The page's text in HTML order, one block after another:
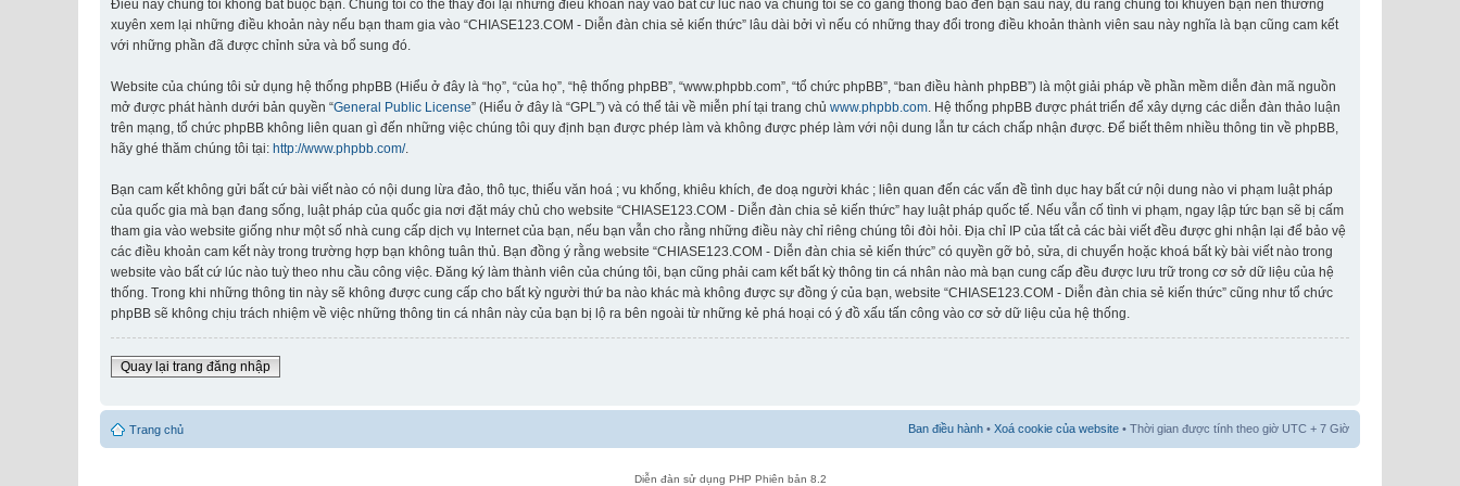
Điều này chúng tôi không bắt buộc bạn. Chúng tôi có thể thay đổi lại những điều khoản này vào bất cứ lúc nào và chúng tôi sẽ cố gắng thông báo đến bạn sau này, dù rằng chúng tôi khuyên bạn nên thường
xuyên xem lại những điều khoản này nếu bạn tham gia vào “CHIASE123.COM - Diễn đàn chia sẻ kiến thức” lâu dài bởi vì nếu có những thay đổi trong điều khoản thành viên sau này nghĩa là bạn cũng cam kết
với những phần đã được chỉnh sửa và bổ sung đó.
Website của chúng tôi sử dụng hệ thống phpBB (Hiểu ở đây là “họ”, “của họ”, “hệ thống phpBB”, “www.phpbb.com”, “tổ chức phpBB”, “ban điều hành phpBB”) là một giải pháp về phần mềm diễn đàn mã nguồn
mở được phát hành dưới bản quyền “General Public License” (Hiểu ở đây là “GPL”) và có thể tải về miễn phí tại trang chủ www.phpbb.com . Hệ thống phpBB được phát triển để xây dựng các diễn đàn thảo luận
trên mạng, tổ chức phpBB không liên quan gì đến những việc chúng tôi quy định bạn được phép làm và không được phép làm với nội dung lẫn tư cách chấp nhận được. Để biết thêm nhiều thông tin về phpBB,
hãy ghé thăm chúng tôi tại: http://www.phpbb.com/.
Bạn cam kết không gửi bất cứ bài viết nào có nội dung lừa đảo, thô tục, thiếu văn hoá ; vu khống, khiêu khích, đe doạ người khác ; liên quan đến các vấn đề tình dục hay bất cứ nội dung nào vi phạm luật pháp
của quốc gia mà bạn đang sống, luật pháp của quốc gia nơi đặt máy chủ cho website “CHIASE123.COM - Diễn đàn chia sẻ kiến thức” hay luật pháp quốc tế. Nếu vẫn cố tình vi phạm, ngay lập tức bạn sẽ bị cấm
tham gia vào website giống như một số nhà cung cấp dịch vụ Internet của bạn, nếu bạn vẫn cho rằng những điều này chỉ riêng chúng tôi đòi hỏi. Địa chỉ IP của tất cả các bài viết đều được ghi nhận lại để bảo vệ
các điều khoản cam kết này trong trường hợp bạn không tuân thủ. Bạn đồng ý rằng website “CHIASE123.COM - Diễn đàn chia sẻ kiến thức” có quyền gỡ bỏ, sửa, di chuyển hoặc khoá bất kỳ bài viết nào trong
website vào bất cứ lúc nào tuỳ theo nhu cầu công việc. Đăng ký làm thành viên của chúng tôi, bạn cũng phải cam kết bất kỳ thông tin cá nhân nào mà bạn cung cấp đều được lưu trữ trong cơ sở dữ liệu của hệ
thống. Trong khi những thông tin này sẽ không được cung cấp cho bất kỳ người thứ ba nào khác mà không được sự đồng ý của bạn, website “CHIASE123.COM - Diễn đàn chia sẻ kiến thức” cũng như tổ chức
phpBB sẽ không chịu trách nhiệm về việc những thông tin cá nhân này của bạn bị lộ ra bên ngoài từ những kẻ phá hoại có ý đồ xấu tấn công vào cơ sở dữ liệu của hệ thống.
Quay lại trang đăng nhập
Trang chủ Ban điều hành • Xoá cookie của website • Thời gian được tính theo giờ UTC + 7 Giờ
Diễn đàn sử dụng PHP Phiên bản 8.2